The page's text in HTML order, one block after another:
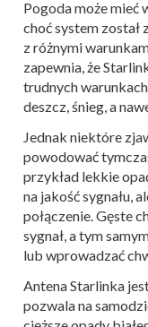
Pogoda może mieć
choć system
z różnymi
zapewnia, że
trudnych
deszcz, śnieg, a
Jednak niektóre
powodować
przykład lekkie
na jakość sygnału,
połączenie. Gęste
sygnał, a tym
lub wprowadzać
Antena Starlinka
pozwala na